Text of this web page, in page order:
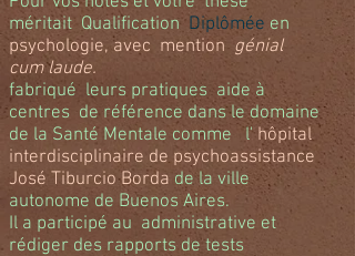
méritait QualificationDiplômée en
psychologie, avec mention génial
cum laude.
fabriqué leurs pratiques aide à
centres de référence dans le domaine
de la Santé Mentale comme
l' hôpital
interdisciplinaire de psychoassistance
José Tiburcio Borda de la ville
autonome de Buenos Aires.
Il a participé au administrative et
rédiger des rapports de tests